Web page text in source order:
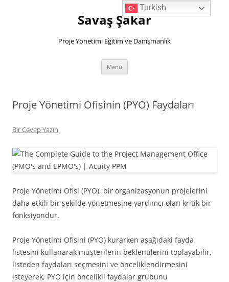
Savaş Şakar
Proje Yönetimi Eğitim ve Danışmanlık
Menü
Proje Yönetimi Ofisinin (PYO) Faydaları
Bir Cevap Yazın
Proje Yönetimi Ofisi (PYO), bir organizasyonun projelerini
daha etkili bir şekilde yönetmesine yardımcı olan kritik bir
fonksiyondur.
Proje Yönetimi Ofisini (PYO) kurarken aşağıdaki fayda
listesini kullanarak müşterilerin beklentilerini toplayabilir,
listeden faydaları seçmesini ve önceliklendirmesini
isteyerek, PYO için öncelikli faydalar grubunu
Turkish